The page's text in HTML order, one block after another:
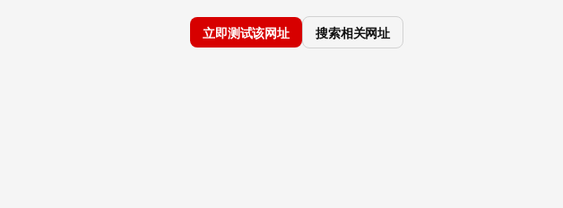
立即测试该网址 搜索相关网址